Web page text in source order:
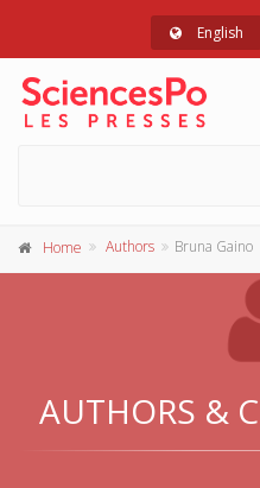
English
Home Authors Bruna Gaino
AUTHORS &